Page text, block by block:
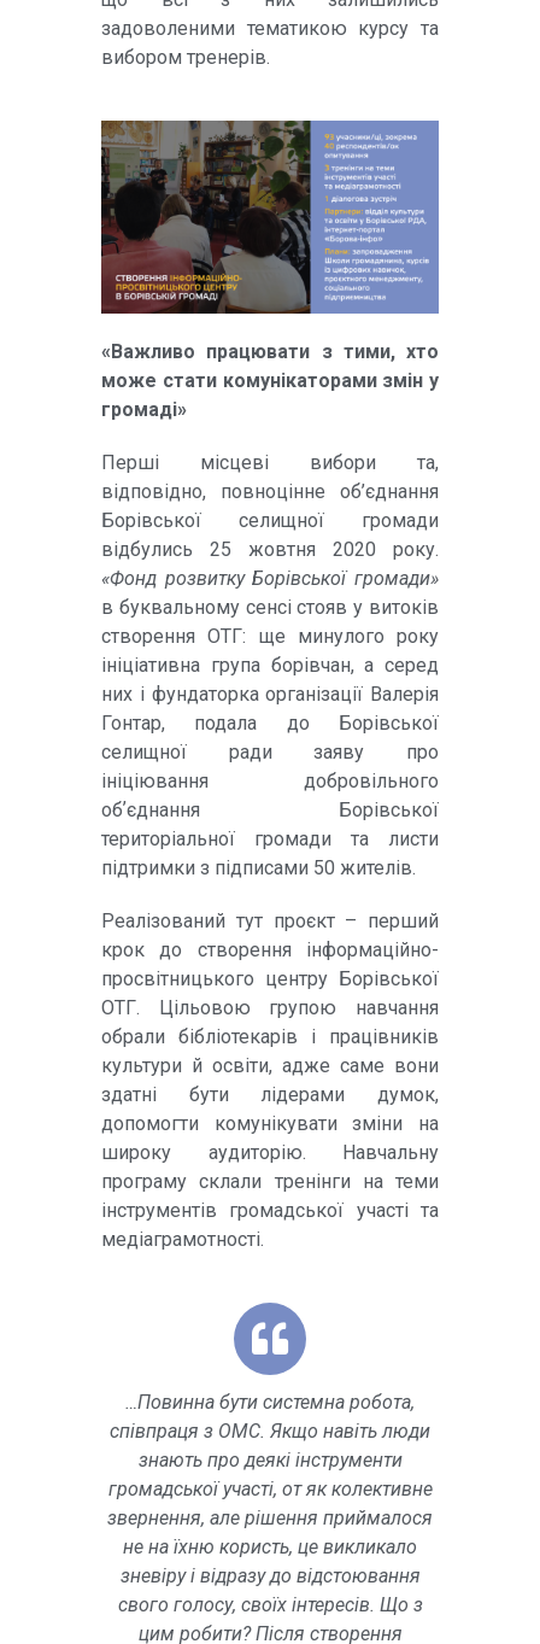
задоволеними тематикою курсу та
вибором тренерів.
«Важливо працювати з тими, хто
може стати комунікаторами змін у
громаді»
Перші місцеві вибори та,
відповідно, повноцінне об’єднання
Борівської селищної громади
відбулись 25 жовтня 2020 року.
«Фонд розвитку Борівської громади»
в буквальному сенсі стояв у витоків
створення ОТГ: ще минулого року
ініціативна група борівчан, а серед
них і фундаторка організації Валерія
Гонтар, подала до Борівської
селищної ради заяву про
ініціювання добровільного
обʼєднання Борівської
територіальної громади та листи
підтримки з підписами 50 жителів.
Реалізований тут проєкт – перший
крок до створення інформаційно-
просвітницького центру Борівської
ОТГ. Цільовою групою навчання
обрали бібліотекарів і працівників
культури й освіти, адже саме вони
здатні бути лідерами думок,
допомогти комунікувати зміни на
широку аудиторію. Навчальну
програму склали тренінги на теми
інструментів громадської участі та
медіаграмотності.
…Повинна бути системна робота,
співпраця з ОМС. Якщо навіть люди
знають про деякі інструменти
громадської участі, от як колективне
звернення, але рішення приймалося
не на їхню користь, це викликало
зневіру і відразу до відстоювання
свого голосу, своїх інтересів. Що з
цим робити? Після створення